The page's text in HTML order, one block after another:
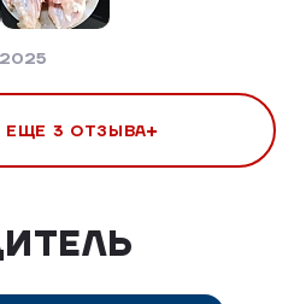
ЕЩЕ 3 ОТЗЫВА